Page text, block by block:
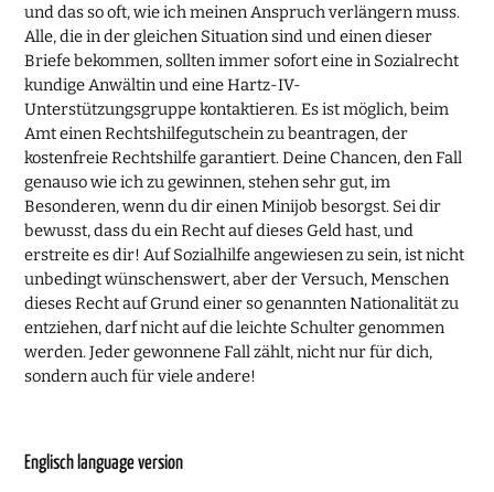
und das so oft, wie ich meinen Anspruch verlängern muss.
Alle, die in der gleichen Situation sind und einen dieser
Briefe bekommen, sollten immer sofort eine in Sozialrecht
kundige Anwältin und eine Hartz-IV-
Unterstützungsgruppe kontaktieren. Es ist möglich, beim
Amt einen Rechtshilfegutschein zu beantragen, der
kostenfreie Rechtshilfe garantiert. Deine Chancen, den Fall
genauso wie ich zu gewinnen, stehen sehr gut, im
Besonderen, wenn du dir einen Minijob besorgst. Sei dir
bewusst, dass du ein Recht auf dieses Geld hast, und
erstreite es dir! Auf Sozialhilfe angewiesen zu sein, ist nicht
unbedingt wünschenswert, aber der Versuch, Menschen
dieses Recht auf Grund einer so genannten Nationalität zu
entziehen, darf nicht auf die leichte Schulter genommen
werden. Jeder gewonnene Fall zählt, nicht nur für dich,
sondern auch für viele andere!
Englisch language version